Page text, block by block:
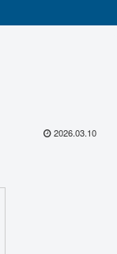
2026.03.10